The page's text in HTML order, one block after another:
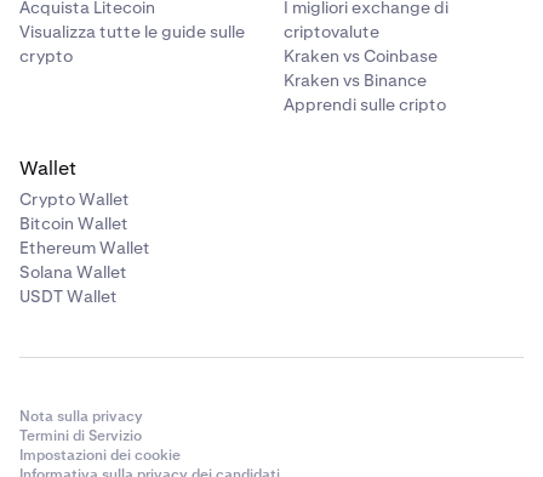
Acquista Litecoin
Visualizza tutte le guide sulle
crypto
I migliori exchange di
criptovalute
Kraken vs Coinbase
Kraken vs Binance
Apprendi sulle cripto
Wallet
Crypto Wallet
Bitcoin Wallet
Ethereum Wallet
Solana Wallet
USDT Wallet
Nota sulla privacy
Termini di Servizio
Impostazioni dei cookie